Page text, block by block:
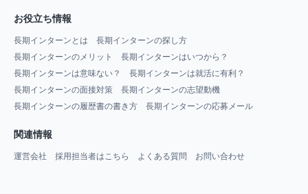
お役立ち情報
長期インターンとは
長期インターンの探し方
長期インターンのメリット
長期インターンはいつから？
長期インターンは意味ない？
長期インターンは就活に有利？
長期インターンの面接対策
長期インターンの志望動機
長期インターンの履歴書の書き方
長期インターンの応募メール
関連情報
運営会社 採用担当者はこちら よくある質問 お問い合わせ